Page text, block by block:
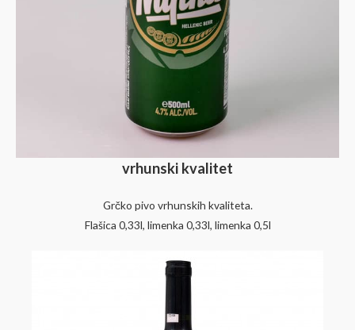
vrhunski kvalitet
Grčko pivo vrhunskih kvaliteta.
Flašica 0,33l, limenka 0,33l, limenka 0,5l